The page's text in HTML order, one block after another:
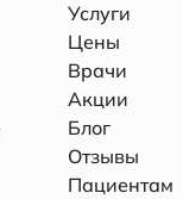
Услуги
Цены
Врачи
Акции
Блог
Отзывы
Пациентам